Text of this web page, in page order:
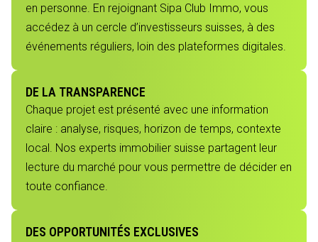
en personne. En rejoignant Sipa Club Immo, vous
accédez à un cercle d’investisseurs suisses, à des
événements réguliers, loin des plateformes digitales.
DE LA TRANSPARENCE
Chaque projet est présenté avec une information
claire : analyse, risques, horizon de temps, contexte
local. Nos experts immobilier suisse partagent leur
lecture du marché pour vous permettre de décider en
toute confiance.
DES OPPORTUNITÉS EXCLUSIVES